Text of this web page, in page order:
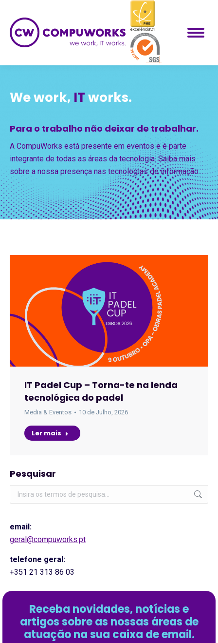
We work, ITworks.
Para o trabalho não deixar de trabalhar.
A CompuWorks está presente em eventos e é parte
integrante de todas as áreas da tecnologia. Saiba mais
sobre a nossa presença nas tecnologias de informação.
IT Padel Cup – Torna-te na lenda
tecnológica do padel
Media & Eventos 10 de Julho, 2026
Ler mais
Pesquisar
Pesquisar:
email:
geral@compuworks.pt
telefone geral:
+351 21 313 86 03
Receba novidades, notícias e
artigos sobre as nossas áreas de
atuação na sua caixa de email.